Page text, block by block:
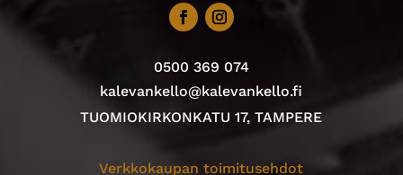
0500 369 074
kalevankello@kalevankello.fi
TUOMIOKIRKONKATU 17, TAMPERE
Verkkokaupan toimitusehdot